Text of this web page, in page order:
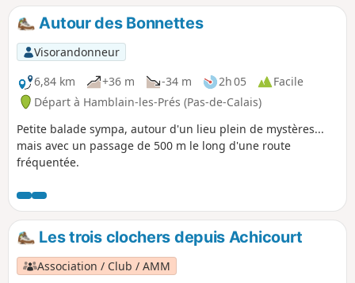
Autour des Bonnettes
Visorandonneur
6,84 km
+36 m -34 m 2h 05
Facile
Départ à Hamblain-les-Prés (Pas-de-Calais)
Petite balade sympa, autour d'un lieu plein de mystères...
mais avec un passage de 500 m le long d'une route
fréquentée.
Les trois clochers depuis Achicourt
Association / Club / AMM